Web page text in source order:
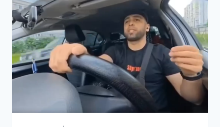
ПРОХОЖУЮ
ВО
ДОМА
В
ЯРОСЛАВСКОЙ
ОБЛАСТИ